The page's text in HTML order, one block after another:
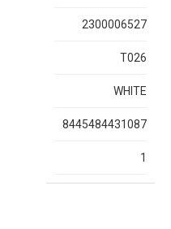
2300006527
T026
WHITE
8445484431087
1